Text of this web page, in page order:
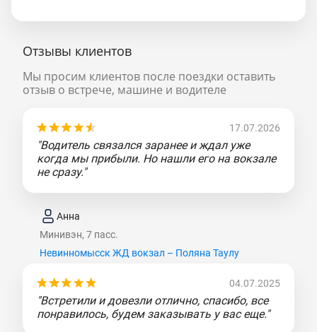
Отзывы клиентов
Мы просим клиентов после поездки оставить
отзыв о встрече, машине и водителе
17.07.2026
"Водитель связался заранее и ждал уже
когда мы прибыли. Но нашли его на вокзале
не сразу."
Анна
Минивэн, 7 пасс.
Невинномысск ЖД вокзал – Поляна Таулу
04.07.2025
"Встретили и довезли отлично, спасибо, все
понравилось, будем заказывать у вас еще."